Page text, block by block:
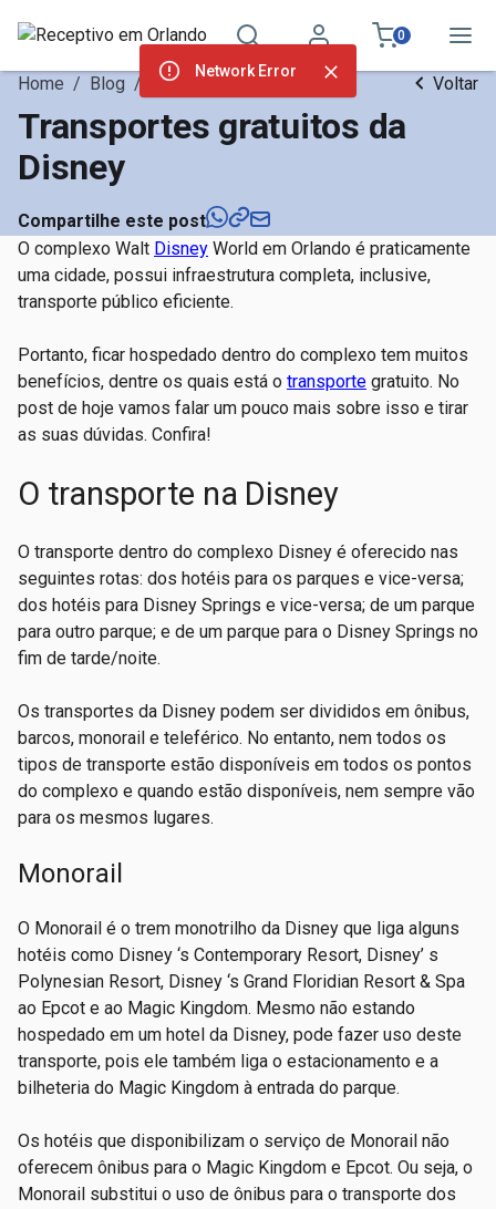
0
Home / Blog / Notícias Voltar
Transportes gratuitos da
Disney
Compartilhe este post
O complexo Walt Disney World em Orlando é praticamente
uma cidade, possui infraestrutura completa, inclusive,
transporte público eficiente.
Portanto, ficar hospedado dentro do complexo tem muitos
benefícios, dentre os quais está o transporte gratuito. No
post de hoje vamos falar um pouco mais sobre isso e tirar
as suas dúvidas. Confira!
O transporte na Disney
O transporte dentro do complexo Disney é oferecido nas
seguintes rotas: dos hotéis para os parques e vice-versa;
dos hotéis para Disney Springs e vice-versa; de um parque
para outro parque; e de um parque para o Disney Springs no
fim de tarde/noite.
Os transportes da Disney podem ser divididos em ônibus,
barcos, monorail e teleférico. No entanto, nem todos os
tipos de transporte estão disponíveis em todos os pontos
do complexo e quando estão disponíveis, nem sempre vão
para os mesmos lugares.
Monorail
O Monorail é o trem monotrilho da Disney que liga alguns
hotéis como Disney ‘s Contemporary Resort, Disney’ s
Polynesian Resort, Disney ‘s Grand Floridian Resort & Spa
ao Epcot e ao Magic Kingdom. Mesmo não estando
hospedado em um hotel da Disney, pode fazer uso deste
transporte, pois ele também liga o estacionamento e a
bilheteria do Magic Kingdom à entrada do parque.
Os hotéis que disponibilizam o serviço de Monorail não
oferecem ônibus para o Magic Kingdom e Epcot. Ou seja, o
Monorail substitui o uso de ônibus para o transporte dos
Network Error